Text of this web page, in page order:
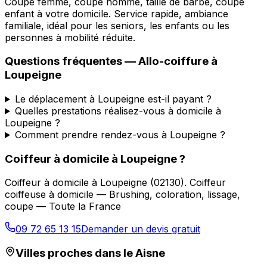
enfant à votre domicile. Service rapide, ambiance
familiale, idéal pour les seniors, les enfants ou les
personnes à mobilité réduite.
Questions fréquentes —Allo-coiffure à
Loupeigne
Le déplacement à Loupeigne est-il payant ?
Quelles prestations réalisez-vous à domicile à
Loupeigne ?
Comment prendre rendez-vous à Loupeigne ?
Coiffeur à domicile à Loupeigne?
Coiffeur à domicile à Loupeigne (02130). Coiffeur
coiffeuse à domicile — Brushing, coloration, lissage,
coupe — Toute la France
09 72 65 13 15Demander un devis gratuit
Villes proches dans leAisne